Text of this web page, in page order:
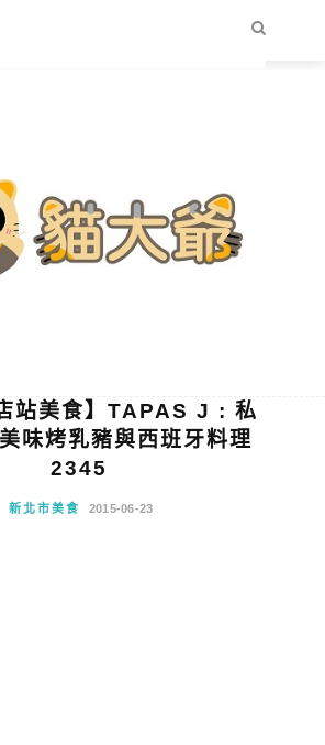
站美食】TAPAS J : 私
味烤乳豬與西班牙料理
2345
新北市美食 2015-06-23